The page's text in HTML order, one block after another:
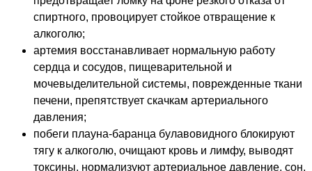
спиртного, провоцирует стойкое отвращение к
алкоголю;
артемия восстанавливает нормальную работу
сердца и сосудов, пищеварительной и
мочевыделительной системы, поврежденные ткани
печени, препятствует скачкам артериального
давления;
побеги плауна-баранца булавовидного блокируют
тягу к алкоголю, очищают кровь и лимфу, выводят
токсины, нормализуют артериальное давление, сон,